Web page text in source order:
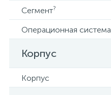
Сегмент?
Операционная система
Корпус
Корпус